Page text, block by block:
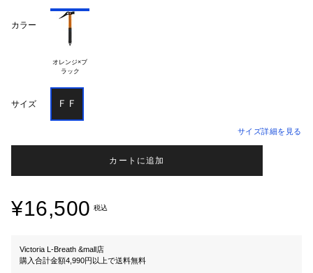
カラー
オレンジ×ブ
サイズ ＦＦ
サイズ詳細を見る
カートに追加
¥16,500 税込
Victoria L-Breath &mall店
購入合計金額4,990円以上で送料無料